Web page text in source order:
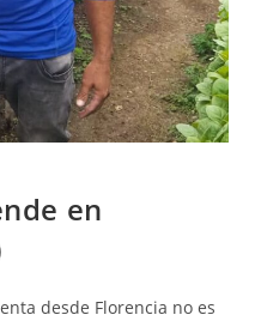
en
desde Florencia no es